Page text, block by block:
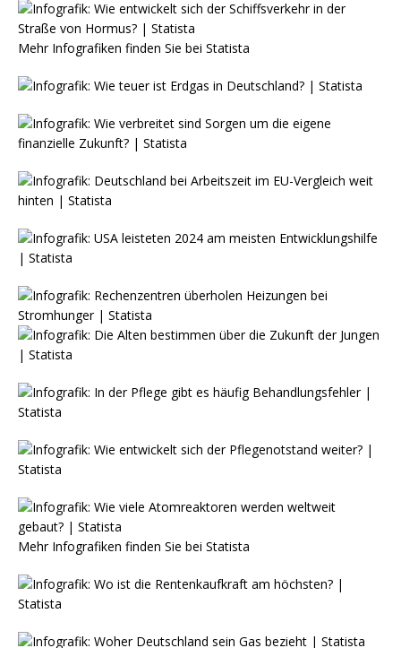
Mehr Infografiken finden Sie bei Statista
Mehr Infografiken finden Sie bei Statista